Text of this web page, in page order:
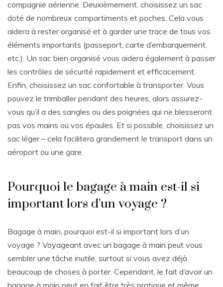
compagnie aérienne. Deuxièmement, choisissez un sac
doté de nombreux compartiments et poches. Cela vous
aidera à rester organisé et à garder une trace de tous vos
éléments importants (passeport, carte d’embarquement,
etc.). Un sac bien organisé vous aidera également à passer
les contrôles de sécurité rapidement et efficacement.
Enfin, choisissez un sac confortable à transporter. Vous
pouvez le trimballer pendant des heures, alors assurez-
vous qu’il a des sangles ou des poignées qui ne blesseront
pas vos mains ou vos épaules. Et si possible, choisissez un
sac léger – cela facilitera grandement le transport dans un
aéroport ou une gare.
Pourquoi le bagage à main est-il si
important lors d’un voyage ?
Bagage à main, pourquoi est-il si important lors d’un
voyage ? Voyageant avec un bagage à main peut vous
sembler une tâche inutile, surtout si vous avez déjà
beaucoup de choses à porter. Cependant, le fait d’avoir un